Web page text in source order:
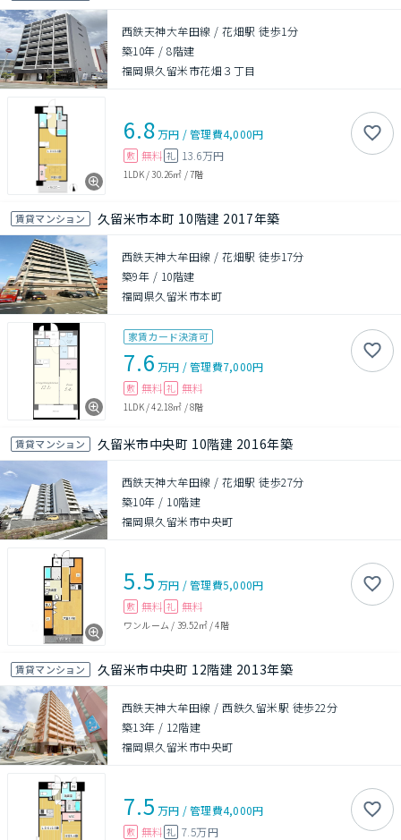
西鉄天神大牟田線 / 花畑駅 徒歩1分
築10年 /8階建
福岡県久留米市花畑３丁目
6.8万円 /管理費4,000円
敷 無料 礼 13.6万円
1LDK/30.26㎡ /7階
賃貸マンション 久留米市本町 10階建 2017年築
西鉄天神大牟田線 / 花畑駅 徒歩17分
築9年 / 10階建
福岡県久留米市本町
家賃カード決済可
7.6 万円 /管理費7,000円
敷 無料 礼 無料
1LDK/42.18㎡ /8階
賃貸マンション 久留米市中央町 10階建 2016年築
西鉄天神大牟田線 / 花畑駅 徒歩27分
築10年 / 10階建
福岡県久留米市中央町
5.5 万円 /管理費5,000円
敷 無料 礼 無料
ワンルーム / 39.52㎡/4階
賃貸マンション 久留米市中央町 12階建 2013年築
西鉄天神大牟田線 / 西鉄久留米駅 徒歩22分
築13年 / 12階建
福岡県久留米市中央町
7.5 万円 /管理費4,000円
敷 無料 礼 7.5万円